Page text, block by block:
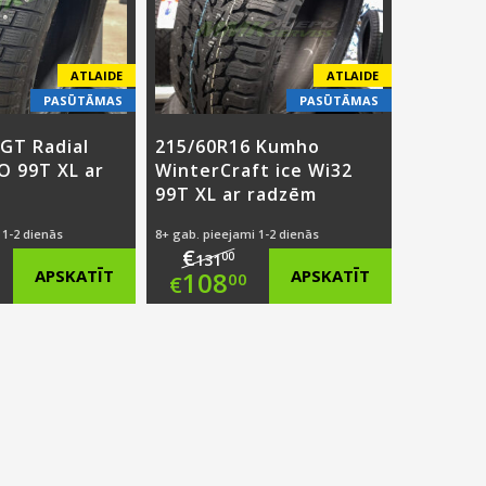
ATLAIDE
PASŪTĀMAS
Radial
99T XL ar
2 dienās
APSKATĪT
ATLAIDE
PASŪTĀMAS
215/60R16 Kumho
WinterCraft ice Wi32
99T XL ar radzēm
8+ gab. pieejami 1-2 dienās
€13100
Original
€10800 APSKATĪT